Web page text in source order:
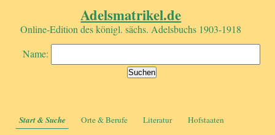
Adelsmatrikel.de
Online-Edition des königl. sächs. Adelsbuchs 1903-1918
Name:
Start & Suche Orte & Berufe Literatur Hofstaaten